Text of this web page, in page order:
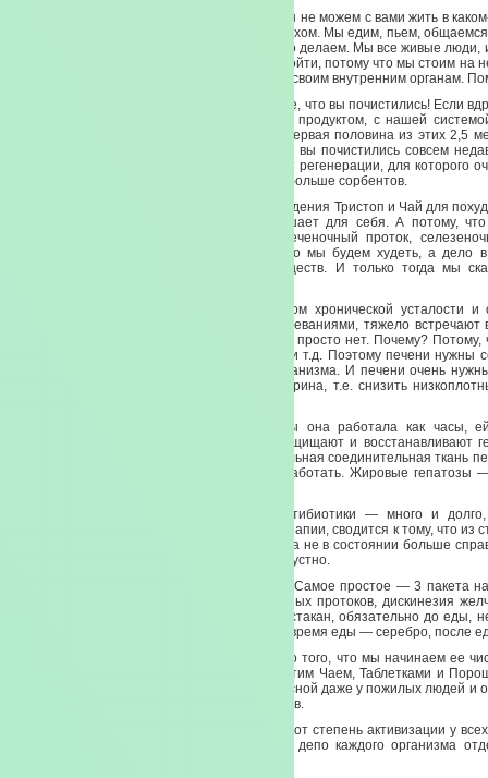
Чем же мы с вами можем помочь печени? Мы не можем с вами жить в
есть идеальный продукт, питаться святым духом. Мы едим, пьем,
съесть какую-то гадость в фастфудах. Мы это делаем. Мы все живые
на одно место и потом не знаем, как с него сойти, потому что мы стоим на
свой выбор: откажитесь от ядов и помогайте своим внутренним органам.
Чем мы можем помочь печени? Не забывайте, что вы почистились! Если
вы только начинаете знакомиться с нашим продуктом, с нашей
половину у вас должна занимать очистка. Первая половина из этих 2,5
очистка. Если вы все это уже сделали, если вы почистились совсем
печень — орган, который постоянно требует регенерации, для которого
было жировых клеток. Нам нужно как можно больше сорбентов.
Печень очень любит Икан, таблетки для похудения Тристоп и Чай для
надо всем быстро худеть, это каждый решает для себя. А потому,
продукты, которые открывают протоки -печеночный проток,
поджелудочной железы. Дело не в том, что мы будем худеть, а дело
отлаживать шаг за шагом наш обмен веществ. И только тогда мы
Очень многие люди, страдающие синдромом хронической усталости
страдающие тяжелыми хроническими заболеваниями, тяжело встречают
для весны. Они вроде радуются, но нет сил, просто нет. Почему? Потому,
толстом кишечнике, проблемы с токсинами и т.д. Поэтому печени нужны
будет это все впитывать и выводить из организма. И печени очень
помогут ей нормализовать уровень холестерина, т.е. снизить
Печень должна работать, как часы. Чтобы она работала как часы,
сорбенты, второе — продукты, которые защищают и восстанавливают
печени. В чем беда больной печени? Нормальная соединительная ткань
жировые ткани и тогда печень перестает работать. Жировые гепатозы
Все несчастье людей, употребляющих антибиотики — много и
вынуждены находиться на химио- и гамматерапии, сводится к тому, что из
-главный детоксикант нашего организма. Она не в состоянии больше
реакцией. И дальше все происходит очень грустно.
Поэтому, Чай для похудения — весь сезон. Самое простое — 3 пакета
тяжелых случаях, когда есть сужение желчных протоков, дискинезия
есть желчекаменная болезнь — 1 пакет на стакан, обязательно до еды,
востоке говорят: «Вода до еды — золото, во время еды — серебро, после
Наша задача — поддержать печень. Помимо того, что мы начинаем ее
поддержать. Поддержим мы ее Иканом, чистим Чаем, Таблетками и
Весной худеть замечательно. Потому что весной даже у пожилых людей и
происходит активизация обменных процессов.
Это биология! Все активизируется весной. Вот степень активизации у
зависит от образа жизни и от внутренних депо каждого организма